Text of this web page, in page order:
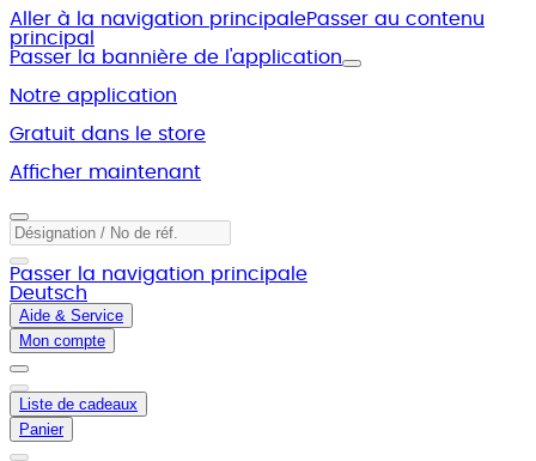
Aller à la navigation principalePasser au contenu
principal
Passer la bannière de l'application
Notre application
Gratuit dans le store
Afficher maintenant
Passer la navigation principale
Deutsch
Aide & Service
Mon compte
Liste de cadeaux
Panier